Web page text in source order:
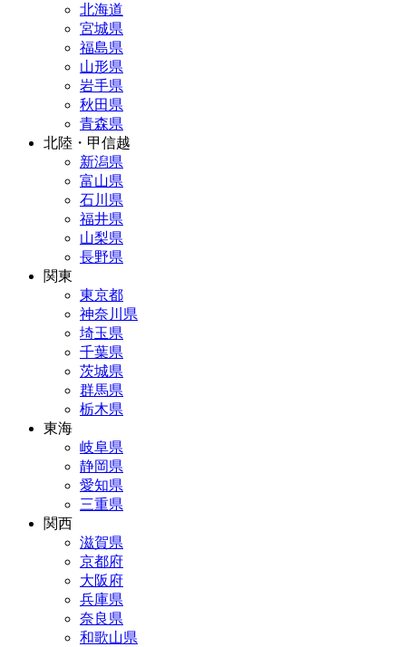
北海道
宮城県
福島県
山形県
岩手県
秋田県
青森県
北陸・甲信越
新潟県
富山県
石川県
福井県
山梨県
長野県
関東
東京都
神奈川県
埼玉県
千葉県
茨城県
群馬県
栃木県
東海
岐阜県
静岡県
愛知県
三重県
関西
滋賀県
京都府
大阪府
兵庫県
奈良県
和歌山県